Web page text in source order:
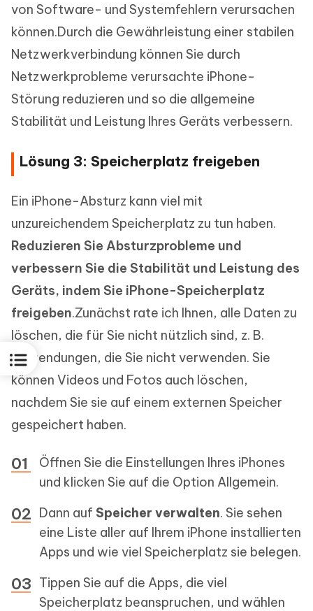
von Software- und Systemfehlern verursachen
können.Durch die Gewährleistung einer stabilen
Netzwerkverbindung können Sie durch
Netzwerkprobleme verursachte iPhone-
Störung reduzieren und so die allgemeine
Stabilität und Leistung Ihres Geräts verbessern.
Lösung 3: Speicherplatz freigeben
Ein iPhone-Absturz kann viel mit
unzureichendem Speicherplatz zu tun haben.
Reduzieren Sie Absturzprobleme und
verbessern Sie die Stabilität und Leistung des
Geräts, indem Sie iPhone-Speicherplatz
freigeben.Zunächst rate ich Ihnen, alle Daten zu
löschen, die für Sie nicht nützlich sind, z. B.
Anwendungen, die Sie nicht verwenden. Sie
können Videos und Fotos auch löschen,
nachdem Sie sie auf einem externen Speicher
gespeichert haben.
Öffnen Sie die Einstellungen Ihres iPhones
und klicken Sie auf die Option Allgemein.
Dann auf Speicher verwalten. Sie sehen
eine Liste aller auf Ihrem iPhone installierten
Apps und wie viel Speicherplatz sie belegen.
Tippen Sie auf die Apps, die viel
Speicherplatz beanspruchen, und wählen